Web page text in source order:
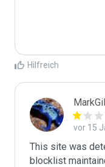
Hilfreich
vor 15
This site was
blocklist